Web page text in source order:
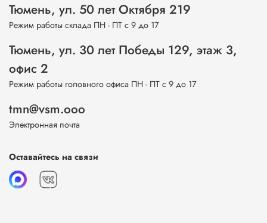
Тюмень, ул. 50 лет Октября 219
Режим работы склада ПН - ПТ с 9 до 17
Тюмень, ул. 30 лет Победы 129, этаж 3,
офис 2
Режим работы головного офиса ПН - ПТ с 9 до 17
tmn@vsm.ooo
Электронная почта
Оставайтесь на связи